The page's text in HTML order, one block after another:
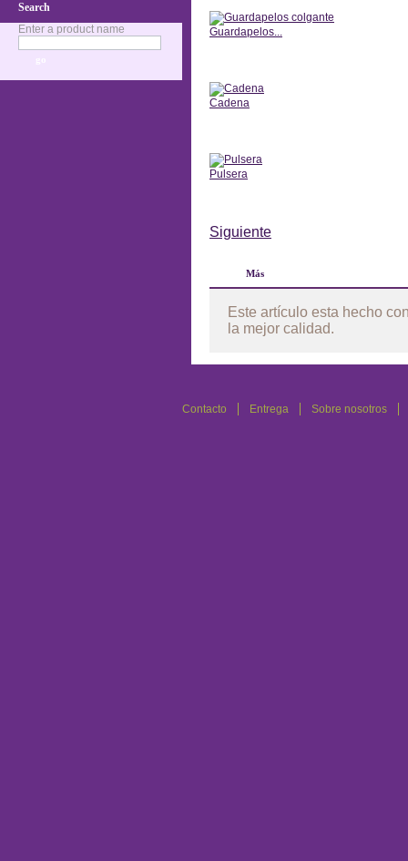
Search
Enter a product name
Guardapelos...
Cadena
Pulsera
Siguiente
Más
Este artículo esta hecho
la mejor calidad.
Contacto Entrega Sobre nosotros